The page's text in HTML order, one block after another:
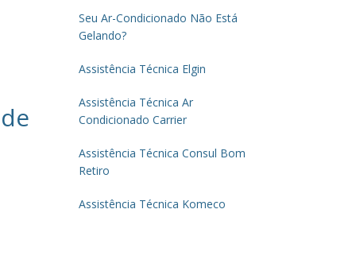
Seu Ar-Condicionado Não Está
Gelando?
Assistência Técnica Elgin
Assistência Técnica Ar
Condicionado Carrier
Assistência Técnica Consul Bom
Retiro
Assistência Técnica Komeco